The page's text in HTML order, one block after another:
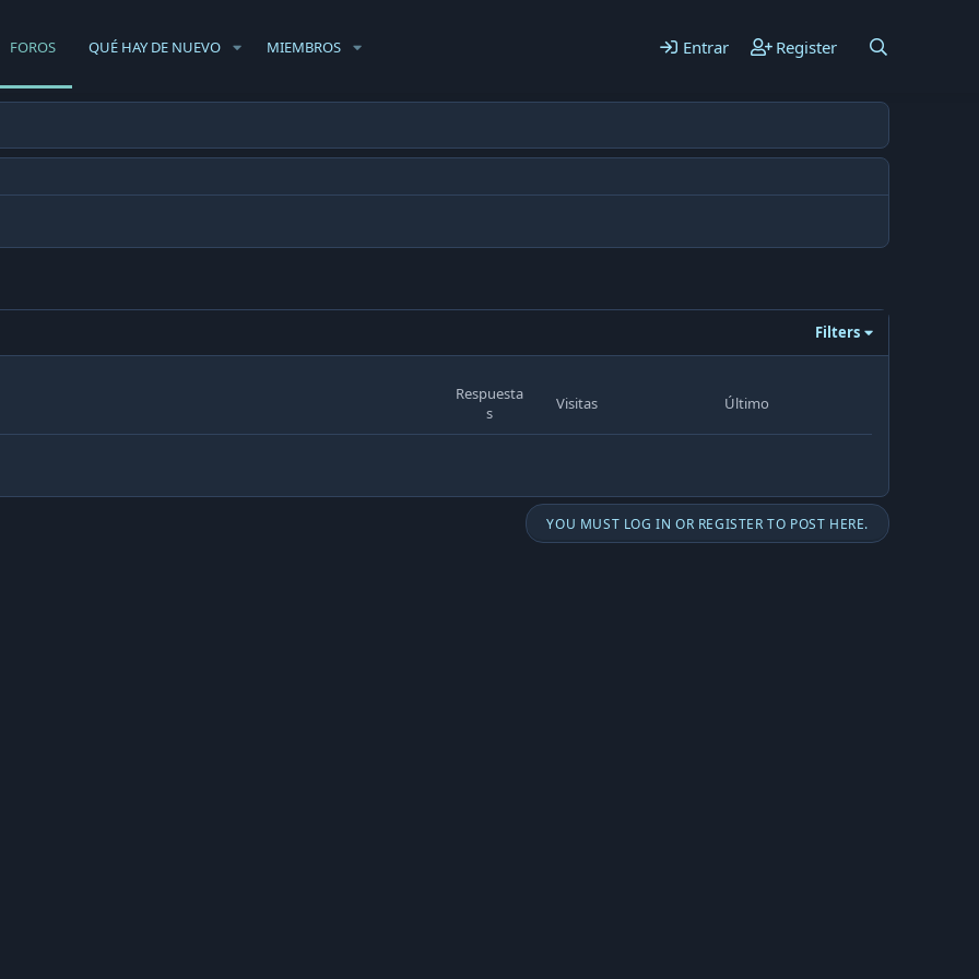
FOROS QUÉ HAY DE NUEVO MIEMBROS Entrar Register
Filters
Respuesta
s
Visitas Último
YOU MUST LOG IN OR REGISTER TO POST HERE.